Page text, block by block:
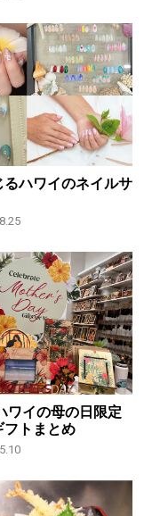
るハワイのネイルサ
ワイの母の日限定
フトまとめ